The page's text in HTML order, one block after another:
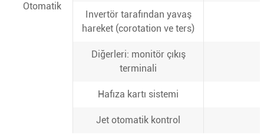
Otomatik
Invertör tarafından yavaş
hareket (corotation ve ters)
Diğerleri: monitör çıkış
terminali
Hafıza kartı sistemi
Jet otomatik kontrol